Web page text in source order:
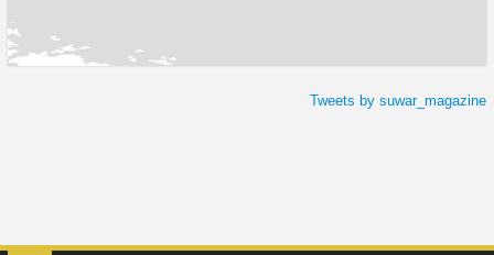
Tweets by suwar_magazine